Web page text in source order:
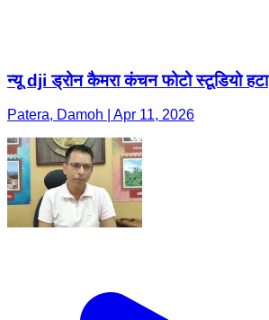
न्यू dji ड्रोन कैमरा कंचन फोटो स्टूडियो हटा
Patera, Damoh | Apr 11, 2026